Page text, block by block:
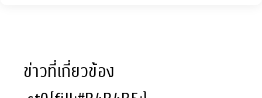
ข่าวที่เกี่ยวข้อง